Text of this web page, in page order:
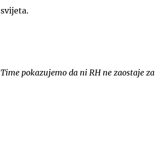
svijeta.
Time pokazujemo da ni RH ne zaostaje